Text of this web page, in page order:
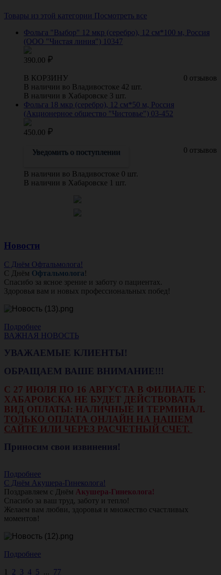
Товары из этой категории Посмотреть все
Фольга "Выбор" 12 мкр (серебро), 12 см*100 м, Россия
(ООО "Чистая линия") 10347
390.00
0 отзывов
В КОРЗИНУ
В наличии во Владивостоке 42 шт.
В наличии в Хабаровске 3 шт.
Фольга 18 мкр (серебро), 12 см*50 м, Россия
(Акционерное общество "Чистовье") 03-452
450.00
0 отзывов
Уведомить о поступлении
В наличии во Владивостоке 0 шт.
В наличии в Хабаровске 1 шт.
Новости
С Днём Офтальмолога!
С Днём Офтальмолога!
Спасибо за ясное зрение и заботу о пациентах.
Здоровья вам и новых профессиональных побед!
Подробнее
ВАЖНАЯ НОВОСТЬ
УВАЖАЕМЫЕ КЛИЕНТЫ!
ОБРАЩАЕМ ВАШЕ ВНИМАНИЕ!!!
С 27 ИЮЛЯ ПО 16 АВГУСТА В ФИЛИАЛЕ Г.
ХАБАРОВСКА НЕ БУДЕТ ДЕЙСТВОВАТЬ
ВИД ОПЛАТЫ: НАЛИЧНЫЕ И ТЕРМИНАЛ.
ТОЛЬКО ОПЛАТА ОНЛАЙН НА НАШЕМ
САЙТЕ ИЛИ ЧЕРЕЗ РАСЧЕТНЫЙ СЧЕТ.
Приносим свои извинения!
Подробнее
С Днём Акушера-Гинеколога!
Поздравляем с Днём Акушера-Гинеколога!
Спасибо за ваш труд, заботу и тепло!
Желаем вам любви, здоровья и множество счастливых
моментов!
Подробнее
1 2 3 4 5 ... 77